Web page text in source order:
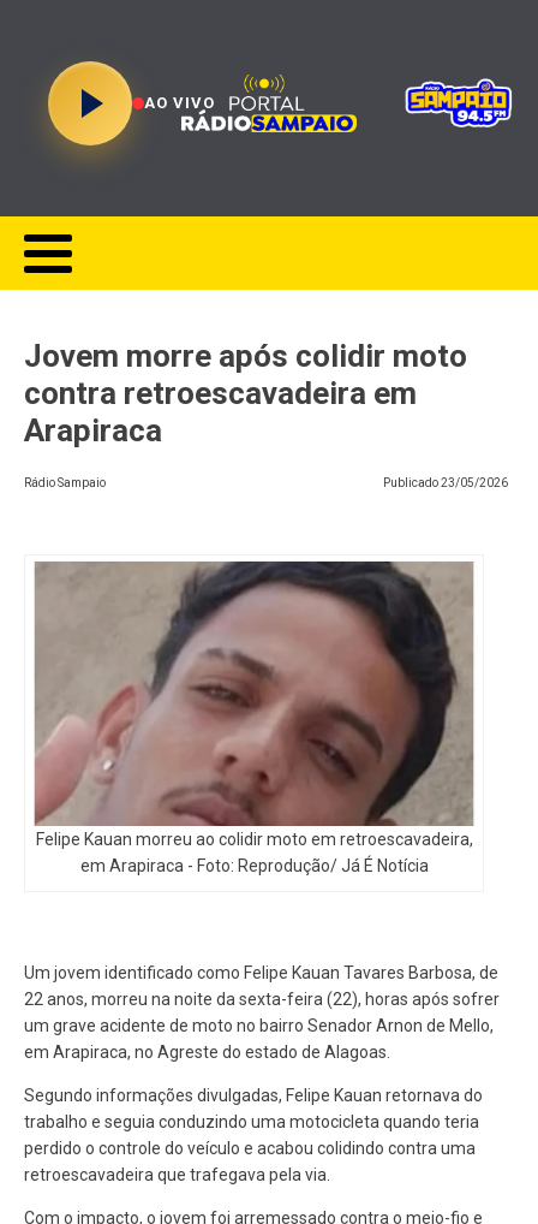
AO VIVO
Jovem morre após colidir moto
contra retroescavadeira em
Arapiraca
Rádio Sampaio Publicado23/05/2026
Felipe Kauan morreu ao colidir moto em retroescavadeira,
em Arapiraca - Foto: Reprodução/ Já É Notícia
Um jovem identificado como Felipe Kauan Tavares Barbosa, de
22 anos, morreu na noite da sexta-feira (22), horas após sofrer
um grave acidente de moto no bairro Senador Arnon de Mello,
em Arapiraca, no Agreste do estado de Alagoas.
Segundo informações divulgadas, Felipe Kauan retornava do
trabalho e seguia conduzindo uma motocicleta quando teria
perdido o controle do veículo e acabou colidindo contra uma
retroescavadeira que trafegava pela via.
Com o impacto, o jovem foi arremessado contra o meio-fio e